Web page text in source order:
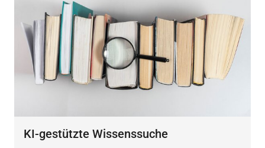
KI-gestützte Wissenssuche